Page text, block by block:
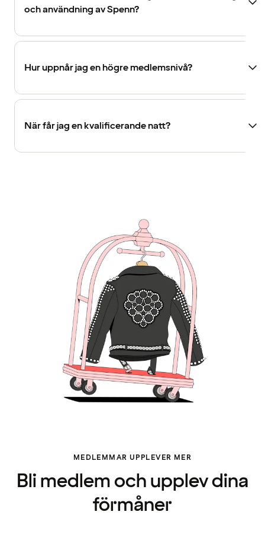
och användning av Spenn?
Hur uppnår jag en högre medlemsnivå?
När får jag en kvalificerande natt?
MEDLEMMAR UPPLEVER MER
Bli medlem och upplev dina
förmåner